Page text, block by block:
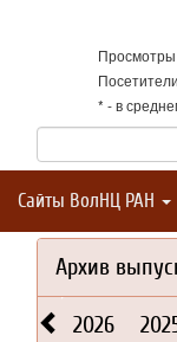
Просмотры
Посетители
* - в
Сайты ВолНЦ РАН
Архив
2026